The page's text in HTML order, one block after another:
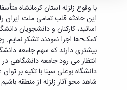
پیام‌تشکر سرپرست محترم
بوعلی سینا همدان
با وقوع زلزله استان کرمانشاه
این حادثه قلب تمامی ملت ایران
اساتید، کارکنان و دانشجویان
کمک¬ها اجرا نمودند تشکر نمایم.
بیشتری دارند که سهم جامعه
انتظار می رود جامعه دانشگاهی
دانشگاه بوعلی سینا با تکیه بر
شاهد محو آثار زلزله از منطقه باشیم